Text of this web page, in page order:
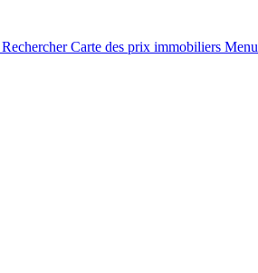
Rechercher Carte des prix immobiliers Menu